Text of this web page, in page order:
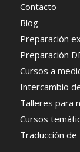
Contacto
Blog
Preparación
Preparación
Cursos a
Intercambio
Talleres para
Cursos
Traducción